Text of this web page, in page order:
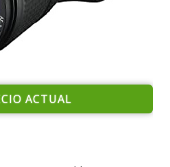
ACTUAL